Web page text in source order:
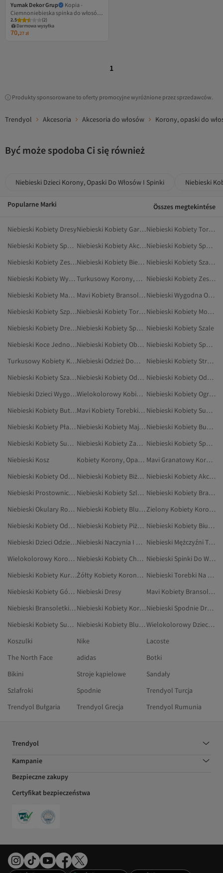
Yumak Dekor Grup
Kopia -
Ciemnoniebieska spinka do włosów
z suchymi kwiatami - Akcesoria do
włosów
2.5 (2)
Darmowa wysyłka
70,27zł
1
Produkty sponsorowane to oferty promocyjne wyróżnione przez sprzedawców.
Trendyol Akcesoria Akcesoria do włosów Korony, opaski do
Być może spodoba Ci się również
Niebieski Dzieci Korony, Opaski Do Włosów I Spinki Niebieski
Popularne Marki Összes megtekintése
Niebieski Kobiety Dresy Niebieski Kobiety Garnitury
Niebieski Kobiety Torebki Na Ramię
Niebieski Kobiety Spodnie Ciążowe
Niebieski Kobiety Akcesoria Do Włosów
Niebieski Kobiety Spodnie Dresowe
Niebieski Kobiety Zestawy Dwuczęściowe
Niebieski Kobiety Bielizna I Piżamy
Niebieski Kobiety Szaliki
Niebieski Kobiety Wysokie Kozaki
Turkusowy Korony, Opaski Do Włosów I Spinki
Niebieski Kobiety Zestawy Dresowe
Niebieski Kobiety Marynarki I Kamizelki
Mavi Kobiety Bransoletki Ozdobne
Niebieski Wygodna Odzież Domowa
Niebieski Kobiety Szpilki
Niebieski Kobiety Torby Listonoszki
Niebieski Kobiety Mokasyny
Niebieski Kobiety Dresy Ciążowe
Niebieski Kobiety Spodnie Dresowe Ciążowe Niebieski Kobiety Szale
Niebieski Koce Jednoosobowe
Niebieski Kobiety Obuwie
Niebieski Kobiety Spódnice
Turkusowy Kobiety Korony, Opaski Do Włosów I Spinki
Niebieski Odzież Domowa
Niebieski Kobiety Stroje Kąpielowe
Niebieski Kobiety Szaliki I Szale
Niebieski Kobiety Odzież Domowa
Niebieski Kobiety Odzież
Niebieski Dzieci Wygodna Odzież Domowa
Wielokolorowy Kobiety Korony, Opaski Do Włosów I Spinki
Niebieski Kobiety Ogrodniczki
Niebieski Kobiety Buty Na Co Dzień
Mavi Kobiety Torebki Na Ramię
Niebieski Kobiety Sukienki
Niebieski Kobiety Płaszcze
Niebieski Kobiety Majtki
Niebieski Kobiety Bustiery
Niebieski Kobiety Sukienki Ciążowe
Niebieski Kobiety Zakryte Stroje Kąpielowe
Niebieski Kobiety Spodnie Od Piżamy
Niebieski Kosz
Kobiety Korony, Opaski Do Włosów I Spinki
Mavi Granatowy Korony, Opaski Do Włosów I Spinki
Niebieski Kobiety Odzież Ciążowa
Niebieski Kobiety Biżuteria
Niebieski Kobiety Akcesoria
Niebieski Prostownica Do Włosów
Niebieski Kobiety Szlafroki
Niebieski Kobiety Bransoletki
Niebieski Okulary Rowerowe
Niebieski Kobiety Bluzki Ciążowe
Zielony Kobiety Korony, Opaski Do Włosów I Spinki
Niebieski Kobiety Odzież Plażowa
Niebieski Kobiety Piżamy
Niebieski Kobiety Biustonosze
Niebieski Dzieci Odzież Domowa
Niebieski Naczynia I Kuchnia
Niebieski Mężczyźni Torebki Na Ramię
Wielokolorowy Korony, Opaski Do Włosów I Spinki
Niebieski Kobiety Chusty Na Głowę
Niebieski Spinki Do Włosów
Niebieski Kobiety Kurtki Zimowe
Żółty Kobiety Korony, Opaski Do Włosów I Spinki
Niebieski Torebki Na Ramię
Niebieski Kobiety Góry Od Piżamy Niebieski Dresy
Mavi Kobiety Bransoletki
Niebieski Bransoletki Ozdobne
Niebieski Kobiety Korki Piłkarskie
Niebieski Spodnie Dresowe
Niebieski Kobiety Sukienki Na Studniówkę
Niebieski Kobiety Bluzki I Tuniki Ciążowe
Wielokolorowy Dzieci Korony, Opaski Do Włosów I Spinki
Koszulki
Nike
Lacoste
The North Face
adidas
Botki
Bikini
Stroje kąpielowe
Sandały
Szlafroki
Spodnie
Trendyol Turcja
Trendyol Bułgaria
Trendyol Grecja Trendyol Rumunia
Trendyol
Kampanie
Bezpieczne zakupy
Certyfikat bezpieczeństwa